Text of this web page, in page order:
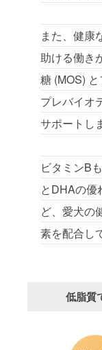
また、健康
助ける働き
糖 (MOS)
プレバイオ
サポートし
ビタミンB
とDHAの優
ど、愛犬の
素を配合し
低脂質